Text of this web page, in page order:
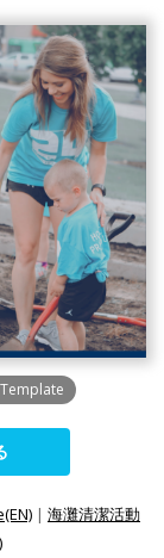
| 海灘清潔活動